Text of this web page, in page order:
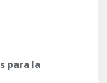
para la